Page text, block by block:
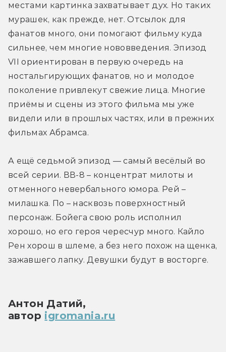
местами картинка захватывает дух. Но таких
мурашек, как прежде, нет. Отсылок для
фанатов много, они помогают фильму куда
сильнее, чем многие нововведения. Эпизод
VII ориентирован в первую очередь на
ностальгирующих фанатов, но и молодое
поколение привлекут свежие лица. Многие
приёмы и сцены из этого фильма мы уже
видели или в прошлых частях, или в прежних
фильмах Абрамса.
А ещё седьмой эпизод — самый весёлый во
всей серии. ВВ-8 – концентрат милоты и
отменного невербального юмора. Рей –
милашка. По – насквозь поверхностный
персонаж. Бойега свою роль исполнил
хорошо, но его героя чересчур много. Кайло
Рен хорош в шлеме, а без него похож на щенка,
зажавшего лапку. Девушки будут в восторге.
Антон Датий,
автор igromania.ru